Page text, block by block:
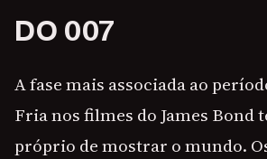
DO 007
A fase mais associada ao
Fria nos filmes do James Bond
próprio de mostrar o mundo.